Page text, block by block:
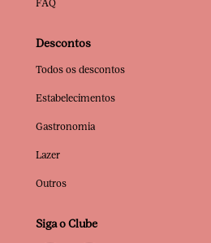
FAQ
Descontos
Todos os descontos
Estabelecimentos
Gastronomia
Lazer
Outros
Siga o Clube